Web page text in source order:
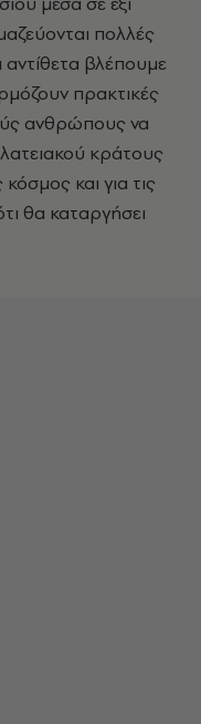
πολλές
βλέπουμε
πρακτικές
ανθρώπους να
κράτους
και για τις
θα καταργήσει